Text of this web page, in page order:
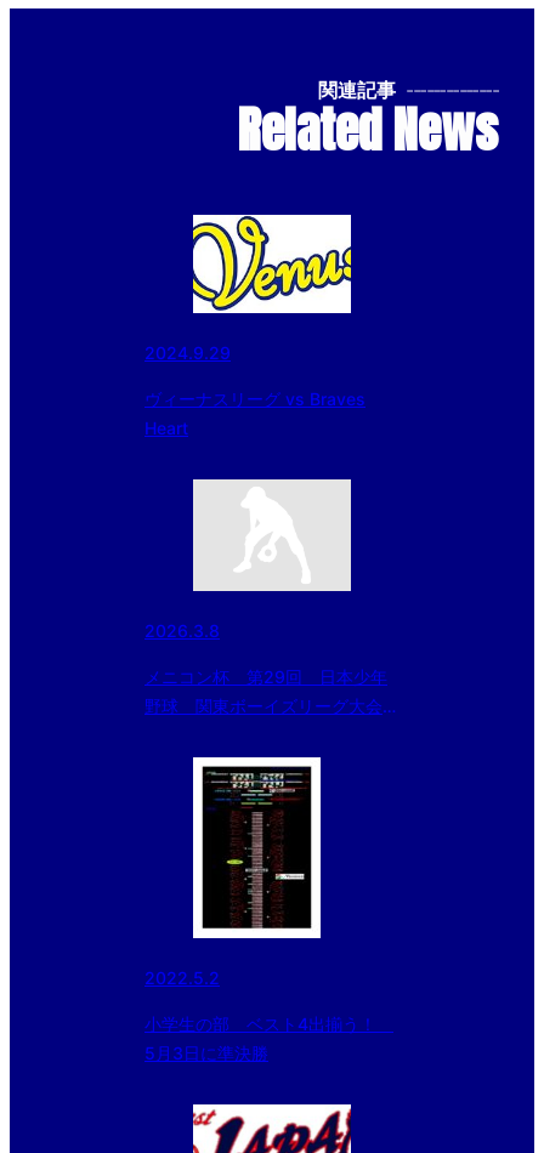
関連記事 --------------
Related News
2024.9.29
ヴィーナスリーグ vs Braves
Heart
2026.3.8
メニコン杯 第29回 日本少年
野球 関東ボーイズリーグ大会
2022.5.2
小学生の部 ベスト4出揃う！
5月3日に準決勝